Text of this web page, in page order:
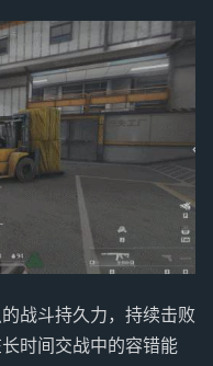
战斗持久力，持续击败
时间交战中的容错能